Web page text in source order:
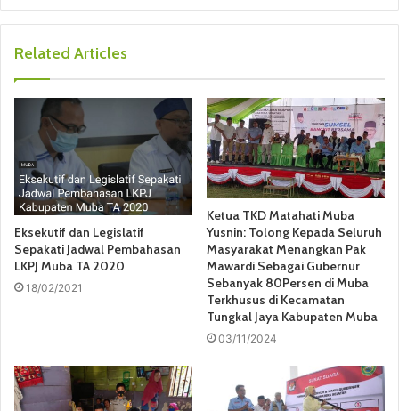
Related Articles
Eksekutif dan Legislatif
Sepakati Jadwal Pembahasan
LKPJ Muba TA 2020
18/02/2021
Ketua TKD Matahati Muba
Yusnin: Tolong Kepada Seluruh
Masyarakat Menangkan Pak
Mawardi Sebagai Gubernur
Sebanyak 80Persen di Muba
Terkhusus di Kecamatan
Tungkal Jaya Kabupaten Muba
03/11/2024